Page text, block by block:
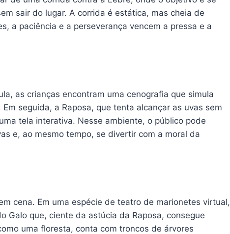
sair do lugar. A corrida é estática, mas cheia de
a paciência e a perseverança vencem a pressa e a
as crianças encontram uma cenografia que simula
seguida, a Raposa, que tenta alcançar as uvas sem
tela interativa. Nesse ambiente, o público pode
e, ao mesmo tempo, se divertir com a moral da
cena. Em uma espécie de teatro de marionetes virtual,
Galo que, ciente da astúcia da Raposa, consegue
uma floresta, conta com troncos de árvores